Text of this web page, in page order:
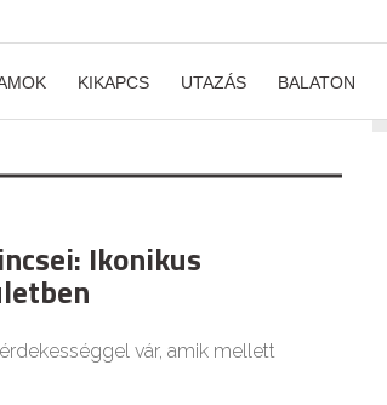
KIKAPCS UTAZÁS BALATON
Ikonikus
vár, amik mellett